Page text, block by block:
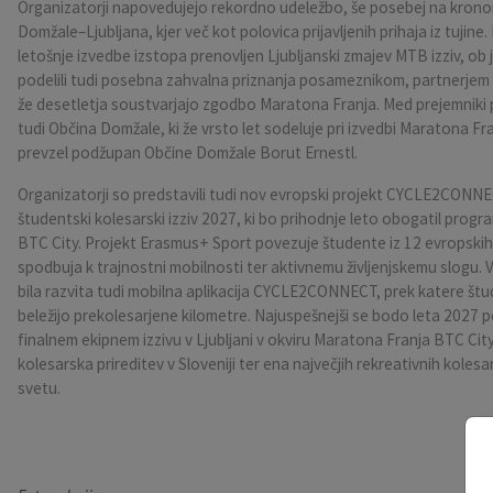
Organizatorji napovedujejo rekordno udeležbo, še posebej na
Domžale–Ljubljana, kjer več kot polovica prijavljenih prihaja iz
letošnje izvedbe izstopa prenovljen Ljubljanski zmajev MTB izziv, ob
podelili tudi posebna zahvalna priznanja posameznikom, partnerjem
že desetletja soustvarjajo zgodbo Maratona Franja. Med prejemniki
tudi Občina Domžale, ki že vrsto let sodeluje pri izvedbi Maratona
prevzel podžupan Občine Domžale Borut Ernestl.
Organizatorji so predstavili tudi nov evropski projekt
študentski kolesarski izziv 2027, ki bo prihodnje leto obogatil
BTC City. Projekt Erasmus+ Sport povezuje študente iz 12
spodbuja k trajnostni mobilnosti ter aktivnemu življenjskemu slogu.
bila razvita tudi mobilna aplikacija CYCLE2CONNECT, prek katere
beležijo prekolesarjene kilometre. Najuspešnejši se bodo leta 2027
finalnem ekipnem izzivu v Ljubljani v okviru Maratona Franja BTC
kolesarska prireditev v Sloveniji ter ena največjih rekreativnih
svetu.
Pobratene občine
Fotogalerija
Občina Moravče
Mestna občina Ljubljana
Občinska volilna komisija
Krajevne skupnosti
Državni organi
Svet za preventivo in vzgojo v cestnem prometu
Katalog informacij javnega značaja
Uradne ure
Mladi
Zaščita in reševanje
Zapuščene živali
Oskrba s plinom
Srednja šola Domžale
Urejanje javnih površin
Pomembni kontakti
Bilteni
Glasilo Slamnik
Občinski predpisi
Uradni vestnik
Proračun Občine
E-obvestila Občine